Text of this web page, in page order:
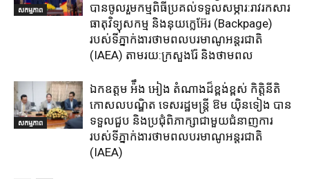
សកម្មភាព
បានចូលរួមកម្មពិធីប្រគល់ទទួលសម្ភារ:​រាវរកសារ
ធាតុវិទ្យុសកម្ម​ និង​នុយក្លេអ៊ែរ​ (Backpage)
របស់ទីភ្នាក់ងារថាមពលបរមាណូអន្តរជាតិ
(IAEA) តាមរយ:ក្រសួងរ៉ែ និងថាមពល​
សកម្មភាព
ឯកឧត្តម អ៉ឹង អៀង តំណាងដ៏ខ្ពង់ខ្ពស់ កិត្តិនីតិ
កោសលបណ្ឌិត ទេសរដ្ឋមន្ត្រី ឱម យ៉ិនទៀង បាន
ទទួលជួប និងប្រជុំពិភាក្សាជាមួយជំនាញការ
របស់ទីភ្នាក់ងារថាមពលបរមាណូអន្តរជាតិ
(IAEA)